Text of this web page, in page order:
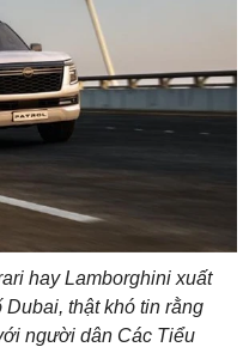
hay Lamborghini xuất
thật khó tin rằng
người dân Các Tiểu